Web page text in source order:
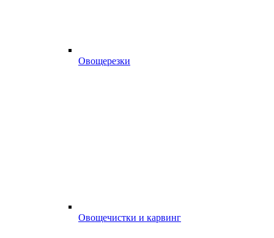
Овощерезки
Овощечистки и карвинг